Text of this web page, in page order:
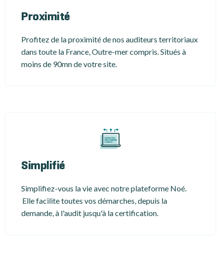
Proximité
Profitez de la proximité de nos auditeurs territoriaux
dans toute la France, Outre-mer compris. Situés à
moins de 90mn de votre site.
Simplifié
Simplifiez-vous la vie avec notre plateforme Noé.
Elle facilite toutes vos démarches, depuis la
demande, à l'audit jusqu'à la certification.